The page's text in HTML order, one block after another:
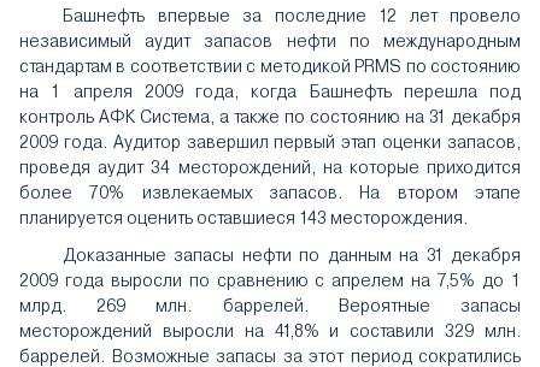
Башнефть впервые за последние 12 лет провело
независимый аудит запасов нефти по международным
стандартам в соответствии с методикой PRMS по состоянию
на 1 апреля 2009 года, когда Башнефть перешла под
контроль АФК Система, а также по состоянию на 31 декабря
2009 года. Аудитор завершил первый этап оценки запасов,
проведя аудит 34 месторождений, на которые приходится
более 70% извлекаемых запасов. На втором этапе
планируется оценить оставшиеся 143 месторождения.
Доказанные запасы нефти по данным на 31 декабря
2009 года выросли по сравнению с апрелем на 7,5% до 1
млрд. 269 млн. баррелей. Вероятные запасы
месторождений выросли на 41,8% и составили 329 млн.
баррелей. Возможные запасы за этот период сократились